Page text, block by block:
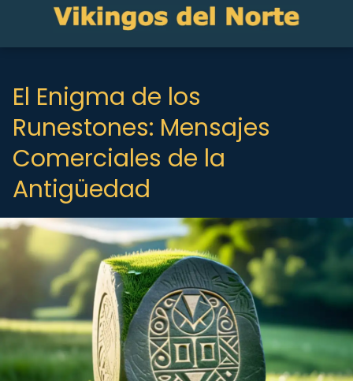
El Enigma de los
Runestones: Mensajes
Comerciales de la
Antigüedad